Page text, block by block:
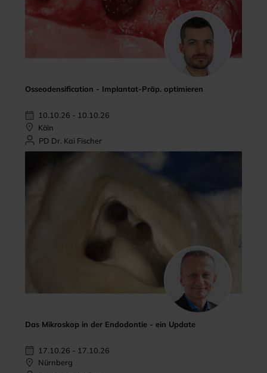
Osseodensification - Implantat-Präp. optimieren
10.10.26 - 10.10.26
Köln
PD Dr. Kai Fischer
Das Mikroskop in der Endodontie - ein Update
17.10.26 - 17.10.26
Nürnberg